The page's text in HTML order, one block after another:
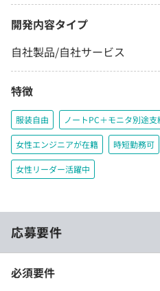
開発内容タイプ
自社製品/自社サービス
特徴
服装自由 ノートPC＋モニタ別途支
女性エンジニアが在籍 時短勤務可
女性リーダー活躍中
応募要件
必須要件